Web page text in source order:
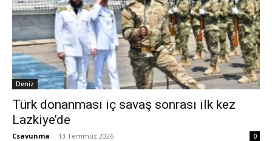
Deniz
Türk donanması iç savaş sonrası ilk kez
Lazkiye’de
Csavunma - 13 Temmuz 2026 0